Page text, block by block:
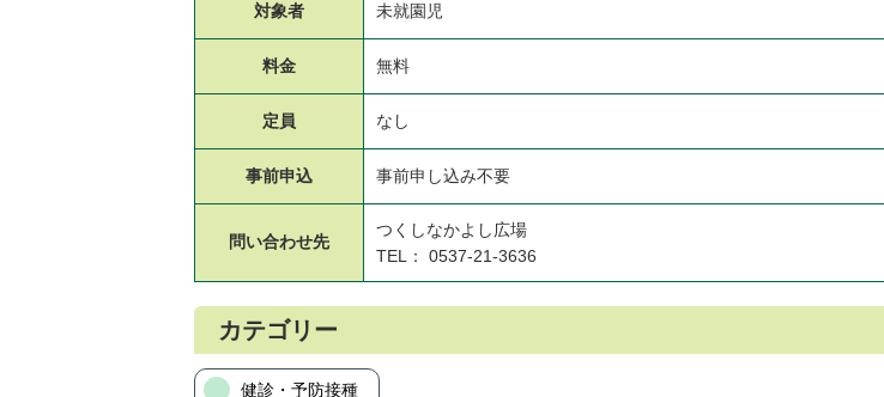
対象者 未就園児
料金 無料
定員 なし
事前申込 事前申し込み不要
問い合わせ先
つくしなかよし広場
TEL： 0537-21-3636
カテゴリー
健診・予防接種